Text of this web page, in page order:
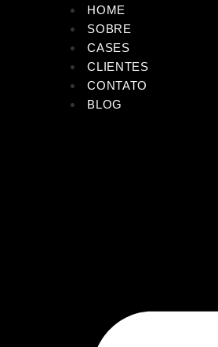
HOME
SOBRE
CASES
CLIENTES
CONTATO
BLOG